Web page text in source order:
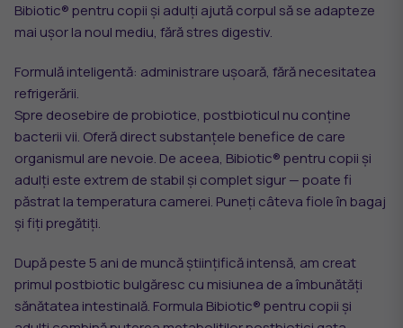
Bibiotic® pentru copii și adulți ajută corpul să se adapteze
mai ușor la noul mediu, fără stres digestiv.
Formulă inteligentă: administrare ușoară, fără necesitatea
refrigerării.
Spre deosebire de probiotice, postbioticul nu conține
bacterii vii. Oferă direct substanțele benefice de care
organismul are nevoie. De aceea, Bibiotic® pentru copii și
adulți este extrem de stabil și complet sigur — poate fi
păstrat la temperatura camerei. Puneți câteva fiole în bagaj
și fiți pregătiți.
După peste 5 ani de muncă științifică intensă, am creat
primul postbiotic bulgăresc cu misiunea de a îmbunătăți
sănătatea intestinală. Formula Bibiotic® pentru copii și